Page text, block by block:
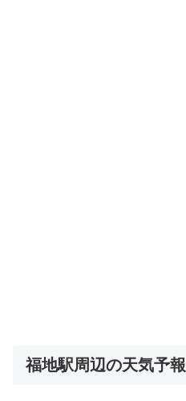
福地駅周辺の天気予報